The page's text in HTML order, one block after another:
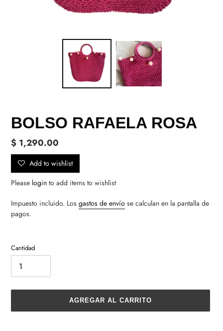
BOLSO RAFAELA ROSA
Precio
habitual
$ 1,290.00
Add to wishlist
Please login to add items to wishlist
Impuesto incluido. Los gastos de envío se calculan en la pantalla de
pagos.
Cantidad
AGREGAR AL CARRITO